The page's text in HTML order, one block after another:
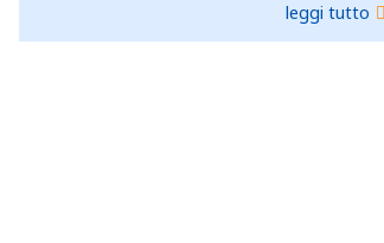
leggi tutto